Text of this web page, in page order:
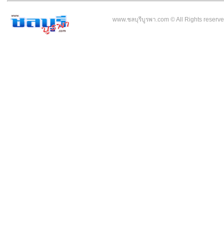
www.ชลบุรีบูรพา.com © All Rights